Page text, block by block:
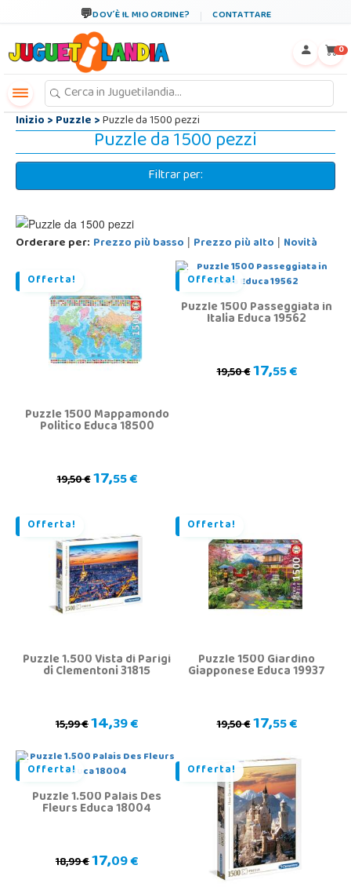
DOV´È IL MIO ORDINE? CONTATTARE
0
Inizio>Puzzle>Puzzle da 1500 pezzi
Puzzle da 1500 pezzi
Filtrar per:
Orderare per: Prezzo più basso | Prezzo più alto | Novità
Offerta!
Puzzle 1500 Mappamondo
Politico Educa 18500
19,50 €17,55 €
Offerta!
Puzzle 1500 Passeggiata in
Italia Educa 19562
19,50 €17,55 €
Offerta!
Puzzle 1.500 Vista di Parigi
di Clementoni 31815
15,99 €14,39 €
Offerta!
Puzzle 1500 Giardino
Giapponese Educa 19937
19,50 €17,55 €
Offerta!
Puzzle 1.500 Palais Des
Fleurs Educa 18004
18,99 €17,09 €
Offerta!